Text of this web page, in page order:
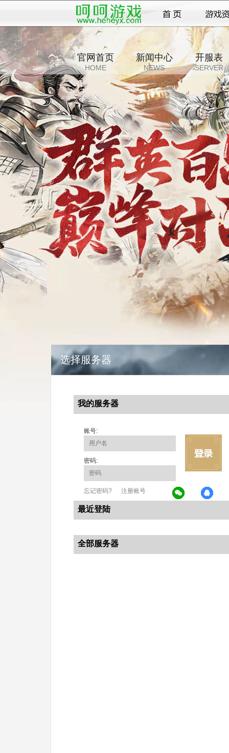
官网首页
HOME
新闻中心
NEWS
开服表
SERVER
选择服务器
我的服务器
账号:
密码:
忘记密码? 注册账号
最近登陆
全部服务器